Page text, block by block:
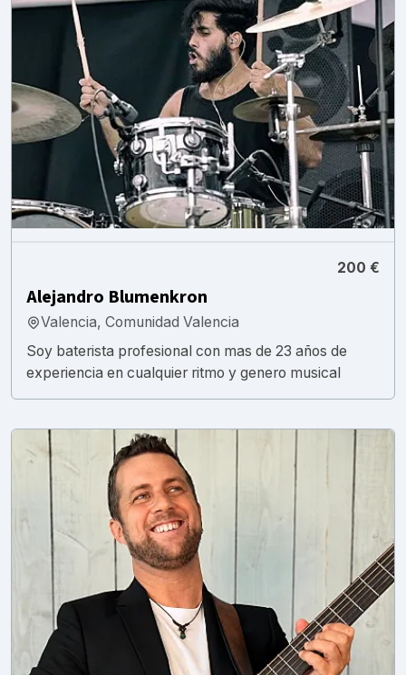
200 €
Alejandro Blumenkron
Valencia, Comunidad Valencia
Soy baterista profesional con mas de 23 años de
experiencia en cualquier ritmo y genero musical